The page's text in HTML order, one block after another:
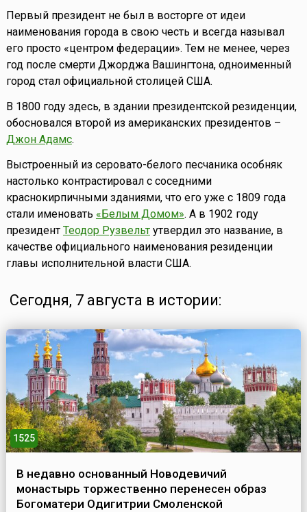
Первый президент не был в восторге от идеи
наименования города в свою честь и всегда называл
его просто «центром федерации». Тем не менее, через
год после смерти Джорджа Вашингтона, одноименный
город стал официальной столицей США.
В 1800 году здесь, в здании президентской резиденции,
обосновался второй из американских президентов –
Джон Адамс.
Выстроенный из серовато-белого песчаника особняк
настолько контрастировал с соседними
краснокирпичными зданиями, что его уже с 1809 года
стали именовать «Белым Домом». А в 1902 году
президент Теодор Рузвельтутвердил это название, в
качестве официального наименования резиденции
главы исполнительной власти США.
Сегодня, 7 августа в истории:
1525
В недавно основанный Новодевичий
монастырь торжественно перенесен образ
Богоматери Одигитрии Смоленской